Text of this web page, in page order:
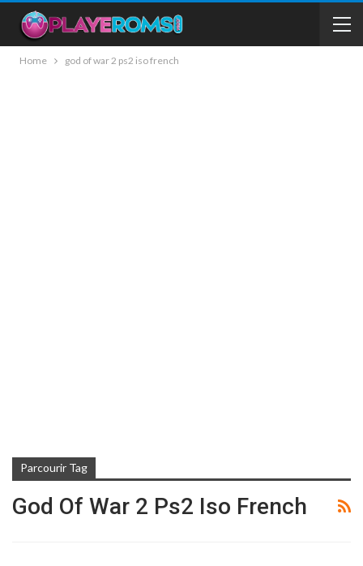
Home god of war 2 ps2 iso french
Parcourir Tag
God Of War 2 Ps2 Iso French